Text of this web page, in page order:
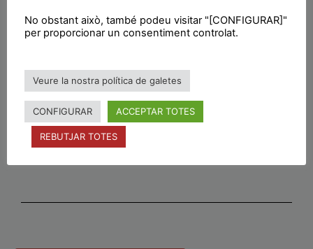
ANTERIOR
Actes de la CUP-CC a diversos indrets dels Països Catalans durant la «jornada de reflexió»
No obstant això, també podeu visitar "[CONFIGURAR]"
per proporcionar un consentiment controlat.
Veure la nostra política de galetes
CONFIGURAR ACCEPTAR TOTES
REBUTJAR TOTES